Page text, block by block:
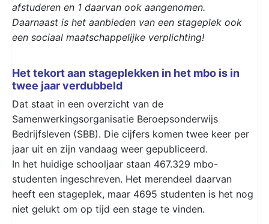
afstuderen en 1 daarvan ook aangenomen.
Daarnaast is het aanbieden van een stageplek ook
een sociaal maatschappelijke verplichting!
Het tekort aan stageplekken in het mbo is in
twee jaar verdubbeld
Dat staat in een overzicht van de
Samenwerkingsorganisatie Beroepsonderwijs
Bedrijfsleven (SBB). Die cijfers komen twee keer per
jaar uit en zijn vandaag weer gepubliceerd.
In het huidige schooljaar staan 467.329 mbo-
studenten ingeschreven. Het merendeel daarvan
heeft een stageplek, maar 4695 studenten is het nog
niet gelukt om op tijd een stage te vinden.